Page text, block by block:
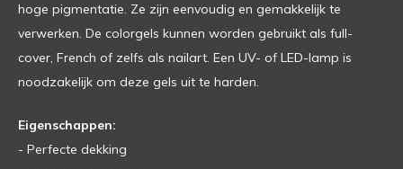
hoge pigmentatie. Ze zijn eenvoudig en gemakkelijk te
verwerken. De colorgels kunnen worden gebruikt als full-
cover, French of zelfs als nailart. Een UV- of LED-lamp is
noodzakelijk om deze gels uit te harden.
Eigenschappen:
- Perfecte dekking